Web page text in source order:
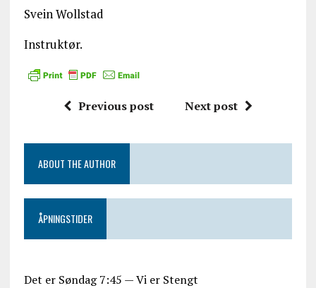
Svein Wollstad
Instruktør.
Previous post Next post
ABOUT THE AUTHOR
ÅPNINGSTIDER
Det erSøndag7:45 —Vi er Stengt